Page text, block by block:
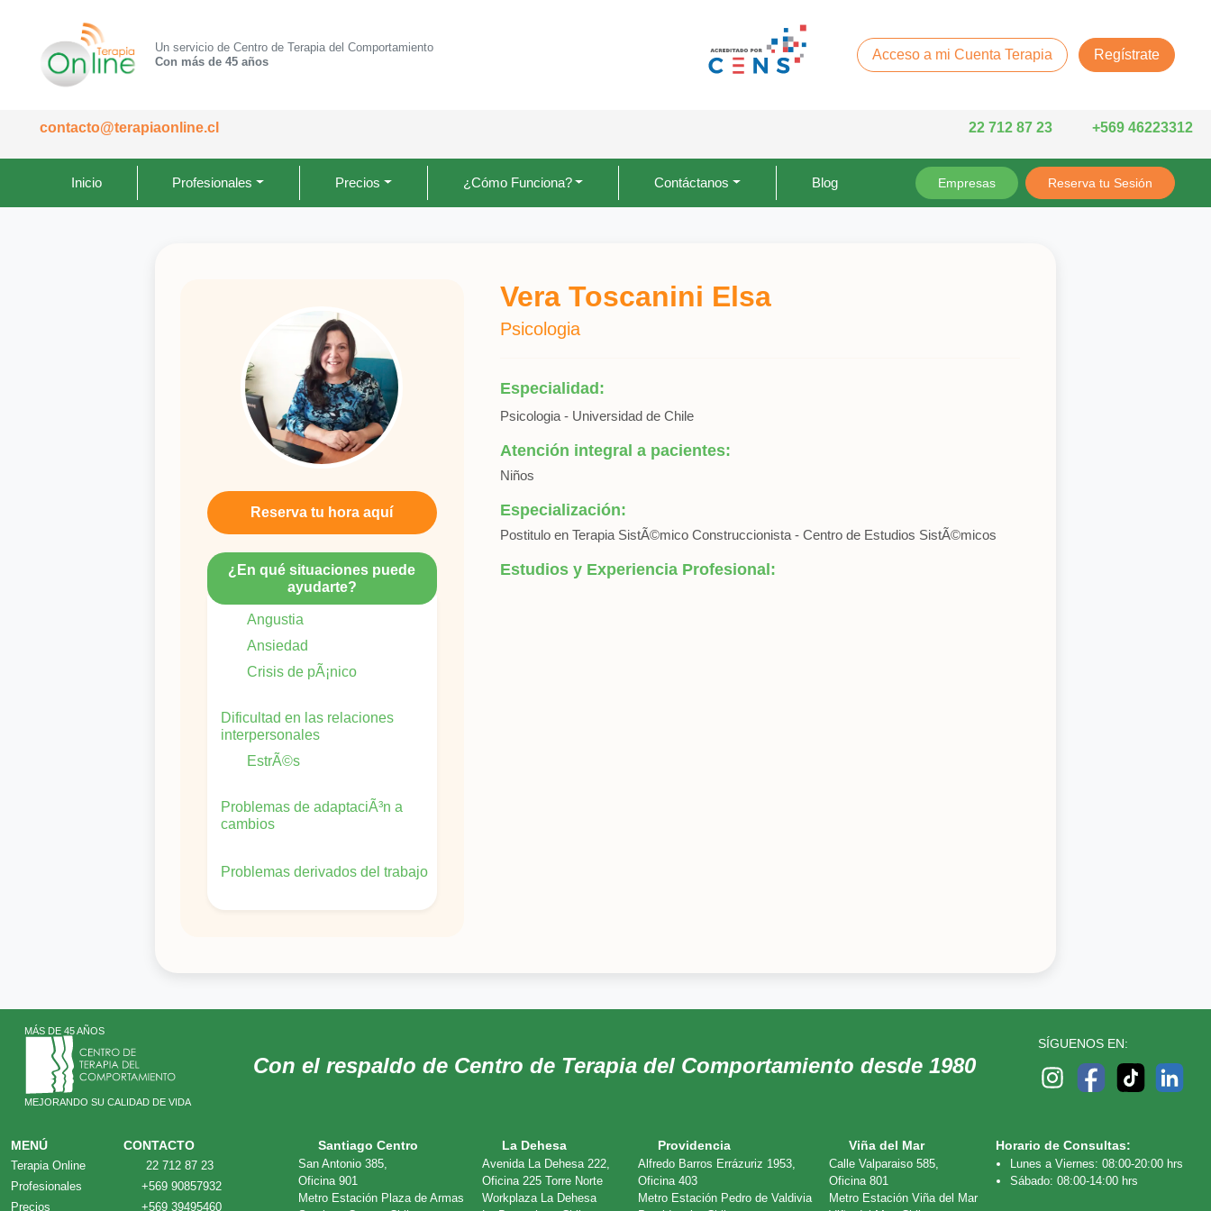
Un servicio de Centro de Terapia del Comportamiento
Con más de 45 años
Acceso a mi Cuenta Terapia Regístrate
contacto@terapiaonline.cl 22 712 87 23 +569 46223312
Inicio Profesionales Precios ¿Cómo Funciona? Contáctanos Blog Empresas Reserva tu Sesión
Vera Toscanini Elsa
Psicologia
Especialidad:
Psicologia - Universidad de Chile
Atención integral a pacientes:
Niños
Especialización:
Postitulo en Terapia SistÃ©mico Construccionista - Centro de Estudios SistÃ©micos
Estudios y Experiencia Profesional:
Reserva tu hora aquí
¿En qué situaciones puede
ayudarte?
Angustia
Ansiedad
Crisis de pÃ¡nico
Dificultad en las relaciones
interpersonales
EstrÃ©s
Problemas de adaptaciÃ³n a
cambios
Problemas derivados del trabajo
MÁS DE 45 AÑOS
MEJORANDO SU CALIDAD DE VIDA
Con el respaldo de Centro de Terapia del Comportamiento desde 1980
SÍGUENOS EN:
MENÚ
Terapia Online
Profesionales
Precios
CONTACTO
22 712 87 23
+569 90857932
+569 39495460
Santiago Centro
San Antonio 385,
Oficina 901
Metro Estación Plaza de Armas
La Dehesa
Avenida La Dehesa 222,
Oficina 225 Torre Norte
Workplaza La Dehesa
Providencia
Alfredo Barros Errázuriz 1953,
Oficina 403
Metro Estación Pedro de Valdivia
Viña del Mar
Calle Valparaiso 585,
Oficina 801
Metro Estación Viña del Mar
Horario de Consultas:
Lunes a Viernes: 08:00-20:00 hrs
Sábado: 08:00-14:00 hrs